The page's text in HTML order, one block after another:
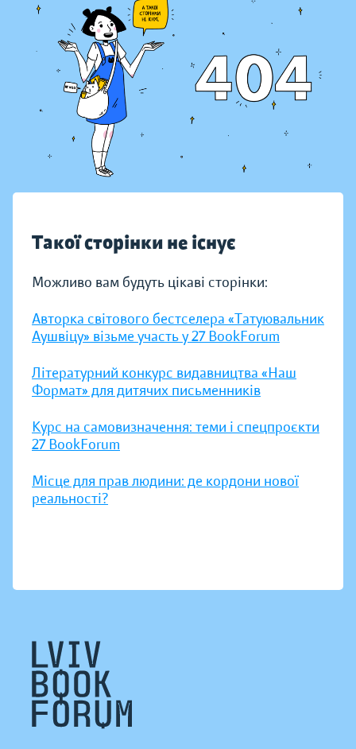
Такої сторінки не існує
Можливо вам будуть цікаві сторінки:
Авторка світового бестселера «Татуювальник
Аушвіцу» візьме участь у 27 BookForum
Літературний конкурс видавництва «Наш
Формат» для дитячих письменників
Курс на самовизначення: теми і спецпроєкти
27 BookForum
Місце для прав людини: де кордони нової
реальності?